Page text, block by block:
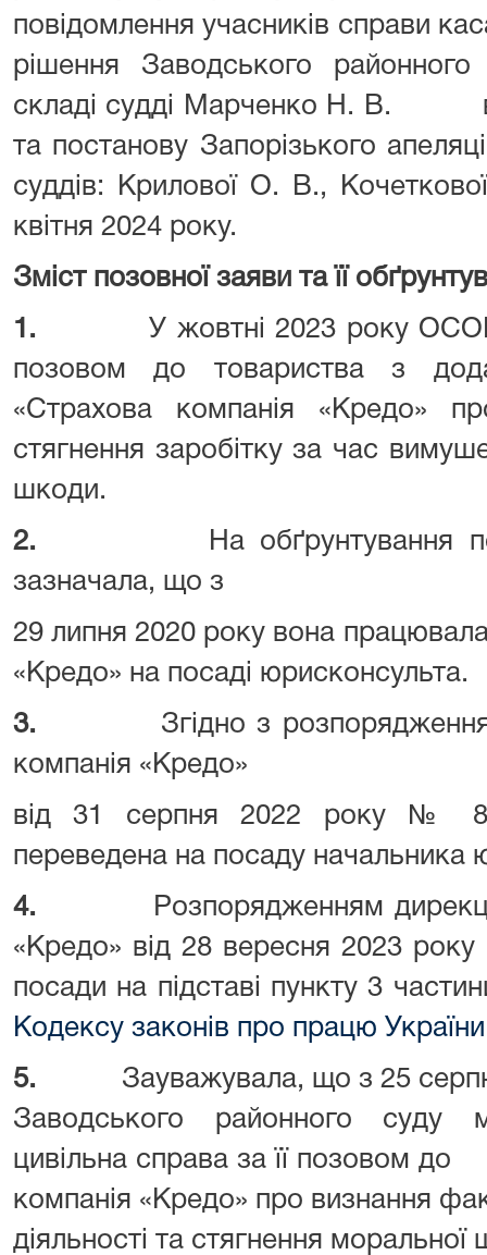
повідомлення учасників справи
рішення Заводського
складі судді Марченко Н. В.
та постанову Запорізького
суддів: Крилової О. В.,
квітня 2024 року.
Зміст позовної заяви та її
1. У жовтні 2023 року
позовом до товариства з
«Страхова компанія «Кредо»
стягнення заробітку за час
шкоди.
2.
На
зазначала, що з
29 липня 2020 року вона
«Кредо» на посаді юрисконсульта.
3. Згідно з
компанія «Кредо»
від 31 серпня 2022 року №
переведена на посаду начальника
4.
Розпорядженням
«Кредо» від 28 вересня 2023
посади на підставі пункту 3
Кодексу законів про працю України
5. Зауважувала, що з 25
Заводського районного суду
цивільна справа за її
компанія «Кредо» про визнання
діяльності та стягнення моральної